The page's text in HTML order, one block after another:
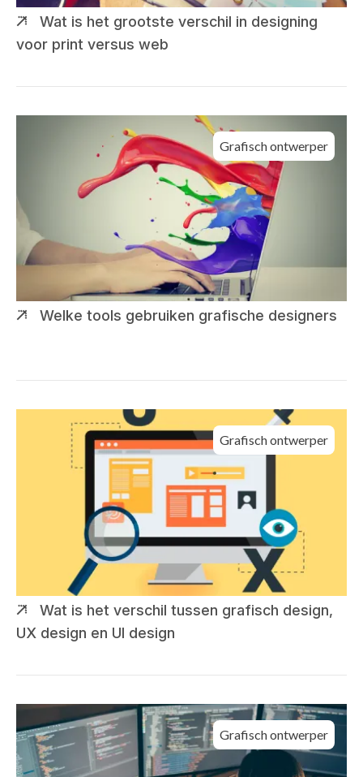
voor print versus web
Welke tools gebruiken grafische designers
Grafisch ontwerper
UX design en UI design
Grafisch ontwerper
Grafisch ontwerper